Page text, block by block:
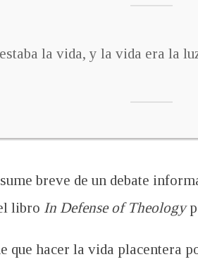
la vida, y la vida era la
breve de un debate
libro In Defense of Theology
que hacer la vida placentera